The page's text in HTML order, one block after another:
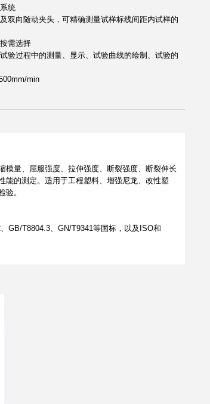
统
双向随动夹头，可精确测量试样标线间距内试样的
需选择
验过程中的测量、显示、试验曲线的绘制、试验的
min
模量、屈服强度、拉伸强度、断裂强度、断裂伸长
能的测定。适用于工程塑料、增强尼龙、改性塑
验。
GB/T8804.3、GN/T9341等国标，以及ISO和